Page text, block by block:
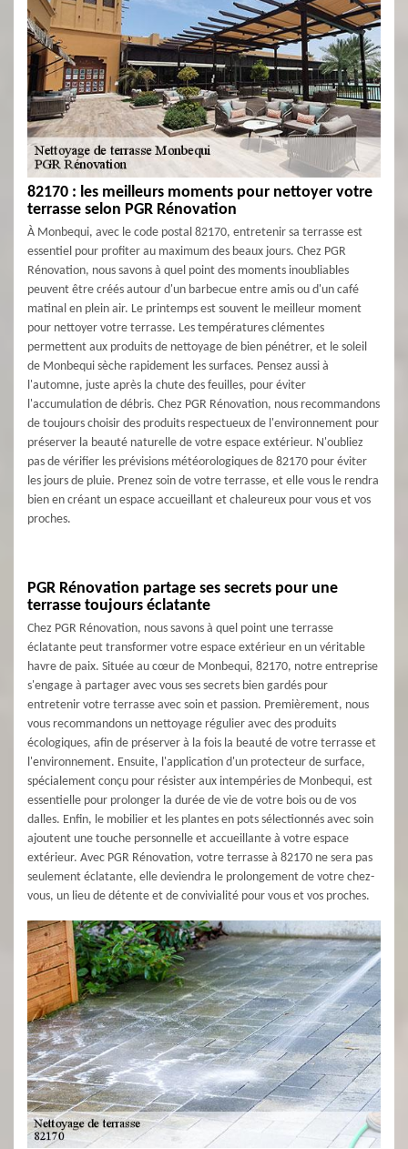
82170 : les meilleurs moments pour nettoyer votre
terrasse selon PGR Rénovation
À Monbequi, avec le code postal 82170, entretenir sa terrasse est
essentiel pour profiter au maximum des beaux jours. Chez PGR
Rénovation, nous savons à quel point des moments inoubliables
peuvent être créés autour d'un barbecue entre amis ou d'un café
matinal en plein air. Le printemps est souvent le meilleur moment
pour nettoyer votre terrasse. Les températures clémentes
permettent aux produits de nettoyage de bien pénétrer, et le soleil
de Monbequi sèche rapidement les surfaces. Pensez aussi à
l'automne, juste après la chute des feuilles, pour éviter
l'accumulation de débris. Chez PGR Rénovation, nous recommandons
de toujours choisir des produits respectueux de l'environnement pour
préserver la beauté naturelle de votre espace extérieur. N'oubliez
pas de vérifier les prévisions météorologiques de 82170 pour éviter
les jours de pluie. Prenez soin de votre terrasse, et elle vous le rendra
bien en créant un espace accueillant et chaleureux pour vous et vos
proches.
PGR Rénovation partage ses secrets pour une
terrasse toujours éclatante
Chez PGR Rénovation, nous savons à quel point une terrasse
éclatante peut transformer votre espace extérieur en un véritable
havre de paix. Située au cœur de Monbequi, 82170, notre entreprise
s'engage à partager avec vous ses secrets bien gardés pour
entretenir votre terrasse avec soin et passion. Premièrement, nous
vous recommandons un nettoyage régulier avec des produits
écologiques, afin de préserver à la fois la beauté de votre terrasse et
l'environnement. Ensuite, l'application d'un protecteur de surface,
spécialement conçu pour résister aux intempéries de Monbequi, est
essentielle pour prolonger la durée de vie de votre bois ou de vos
dalles. Enfin, le mobilier et les plantes en pots sélectionnés avec soin
ajoutent une touche personnelle et accueillante à votre espace
extérieur. Avec PGR Rénovation, votre terrasse à 82170 ne sera pas
seulement éclatante, elle deviendra le prolongement de votre chez-
vous, un lieu de détente et de convivialité pour vous et vos proches.